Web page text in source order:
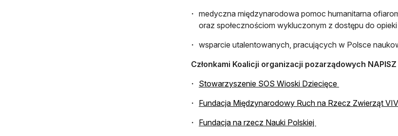
medyczna międzynarodowa pomoc humanitarna
oraz społecznościom wykluczonym z dostępu do
wsparcie utalentowanych, pracujących w Polsce
Członkami Koalicji organizacji pozarządowych NAPISZ
Stowarzyszenie SOS Wioski Dziecięce
Fundacja Międzynarodowy Ruch na Rzecz Zwierząt
Fundacja na rzecz Nauki Polskiej